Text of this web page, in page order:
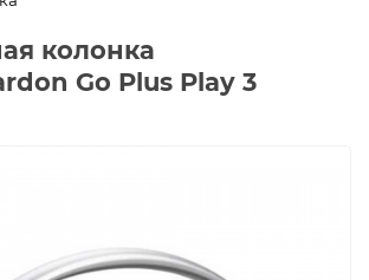
колонка
Go Plus Play 3